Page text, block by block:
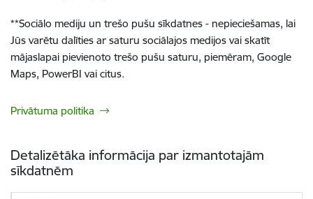
**Sociālo mediju un trešo pušu sīkdatnes - nepieciešamas, lai
Jūs varētu dalīties ar saturu sociālajos medijos vai skatīt
mājaslapai pievienoto trešo pušu saturu, piemēram, Google
Maps, PowerBI vai citus.
Privātuma politika
Detalizētāka informācija par izmantotajām
sīkdatnēm